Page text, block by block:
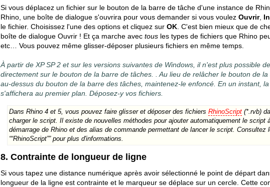
Si vous déplacez un fichier sur le bouton de la barre de tâche d'une instance de
Rhino, une boîte de dialogue s'ouvrira pour vous demander si vous voulez Ouvrir,
le fichier. Choisissez l'une des options et cliquez sur OK . C'est bien mieux que de
boîte de dialogue Ouvrir ! Et ça marche avec tous les types de fichiers que Rhino
etc… Vous pouvez même glisser-déposer plusieurs fichiers en même temps.
À partir de XP SP 2 et sur les versions suivantes de Windows, il n'est plus possible
directement sur le bouton de la barre de tâches. . Au lieu de relâcher le bouton de
au-dessus du bouton de la barre des tâches, maintenez-le enfoncé. En un instant,
s'affichera au premier plan. Déposez-y vos fichiers.
Dans Rhino 4 et 5, vous pouvez faire glisser et déposer des fichiersRhinoScript (*.rvb)
charger le script. Il existe de nouvelles méthodes pour ajouter automatiquement le script
démarrage de Rhino et des alias de commande permettant de lancer le script. Consultez
““RhinoScript”” pour plus d'informations.
8. Contrainte de longueur de ligne
Si vous tapez une distance numérique après avoir sélectionné le point de départ
longueur de la ligne est contrainte et le marqueur se déplace sur un cercle. Cette